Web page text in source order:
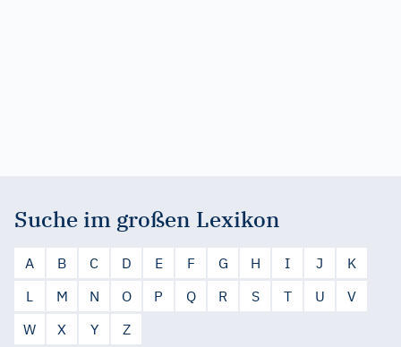
Suche im großen Lexikon
A B C D E F G H I J
K
L
M N O P Q R S T U
V
W
X Y Z